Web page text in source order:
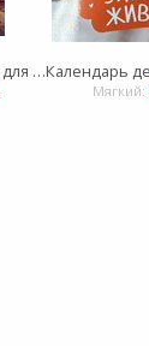
Рождение Иисуса. Книга для детей. Рамсботтом
Мягкий: